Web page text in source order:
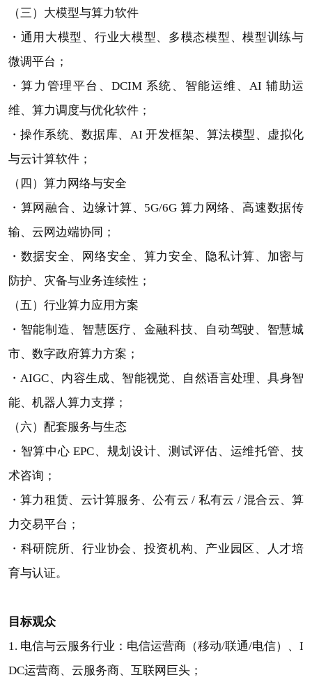
（三）大模型与算力软件
・通用大模型、行业大模型、多模态模型、模型训练与
微调平台；
・算力管理平台、DCIM 系统、智能运维、AI 辅助运
维、算力调度与优化软件；
・操作系统、数据库、AI 开发框架、算法模型、虚拟化
与云计算软件；
（四）算力网络与安全
・算网融合、边缘计算、5G/6G 算力网络、高速数据传
输、云网边端协同；
・数据安全、网络安全、算力安全、隐私计算、加密与
防护、灾备与业务连续性；
（五）行业算力应用方案
・智能制造、智慧医疗、金融科技、自动驾驶、智慧城
市、数字政府算力方案；
・AIGC、内容生成、智能视觉、自然语言处理、具身智
能、机器人算力支撑；
（六）配套服务与生态
・智算中心 EPC、规划设计、测试评估、运维托管、技
术咨询；
・算力租赁、云计算服务、公有云 / 私有云 / 混合云、算
力交易平台；
・科研院所、行业协会、投资机构、产业园区、人才培
育与认证。
目标观众
1. 电信与云服务行业：电信运营商（移动/联通/电信）、I
DC运营商、云服务商、互联网巨头；